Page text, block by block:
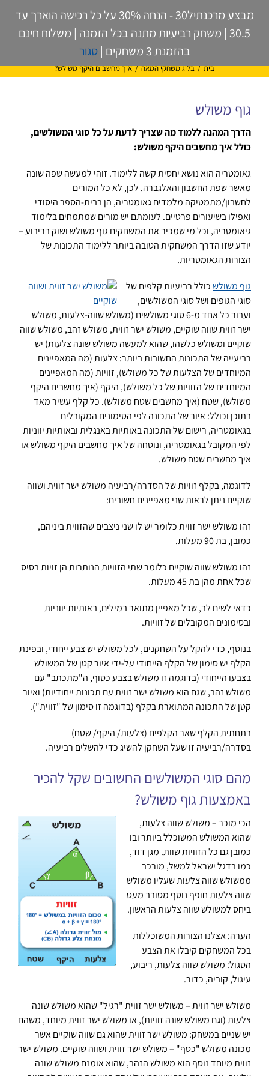
מבצע מרכנתיל30 - הנחה 30% על כל רכישה הוארך עד
30.5 | משחק רביעיות מתנה בכל הזמנה | משלוח חינם
בהזמנת 3 משחקים |
סגור
לתוכן
איך מחשבים היקף משולש?
בית / בלוג משחקי המאה / איך מחשבים היקף משולש?
גוף משולש
הדרך המהנה ללמוד מה שצריך לדעת על כל סוגי המשולשים,
כולל איך מחשבים היקף משולש:
גאומטריה הוא נושא יחסית קשה ללימוד. זוהי למעשה שפה שונה
מאשר שפת החשבון והאלגברה. לכן, לא כל המורים
לחשבון/מתמטיקה מלמדים גאומטריה, הן בבית-הספר היסודי
ואפילו בשיעורים פרטיים. לעומתם יש מורים שמתמחים בלימוד
גיאומטריה, וכל מי שמכיר את המשחקים גוף משולש ושוק בריבוע –
יודע שזו הדרך המשחקית הטובה ביותר ללימוד התכונות של
הצורות הגאומטריות.
גוף משולשכולל רביעיות קלפים של
סוגי הגופים ושל סוגי המשולשים,
ועבור כל אחד מ-6 סוגי משולשים (משולש שווה-צלעות, משולש
ישר זווית שווה שוקיים, משולש ישר זווית, משולש זהב, משולש שווה
שוקיים ומשולש כלשהו, שהוא למעשה משולש שונה צלעות) יש
רביעייה של התכונות החשובות ביותר: צלעות (מה המאפיינים
המיוחדים של הצלעות של כל משולש), זוויות (מה המאפיינים
המיוחדים של הזוויות של כל משולש), היקף (איך מחשבים היקף
משולש), שטח (איך מחשבים שטח משולש). כל קלף עשיר מאד
בתוכן וכולל: איור של התכונה לפי הסימונים המקובלים
בגאומטריה, רישום של התכונה באותיות באנגלית ובאותיות יווניות
לפי המקובל בגאומטריה, ונוסחה של איך מחשבים היקף משולש או
איך מחשבים שטח משולש.
לדוגמה, בקלף זוויות של הסדרה/רביעיה משולש ישר זווית ושווה
שוקיים ניתן לראות שני מאפיינים חשובים:
זהו משולש ישר זווית כלומר יש לו שני ניצבים שהזווית ביניהם,
כמובן, בת 90 מעלות.
זהו משולש שווה שוקיים כלומר שתי הזוויות הנותרות הן זויות בסיס
שכל אחת מהן בת 45 מעלות.
כדאי לשים לב, שכל מאפיין מתואר במילים, באותיות יווניות
ובסימונים המקובלים של זוויות.
בנוסף, כדי להקל על השחקנים, לכל משולש יש צבע ייחודי, ובפינת
הקלף יש סימון של הקלף הייחודי על-ידי איור קטן של המשולש
בצבעו הייחודי (בדוגמה זו משולש בצבע כסוף, ה"מתכתב" עם
משולש זהב, שגם הוא משולש ישר זווית עם תכונות ייחודיות) ואיור
קטן של התכונה המתוארת בקלף (בדוגמה זו סימון של "זווית").
בתחתית הקלף שאר הקלפים (צלעות/ היקף/ שטח)
בסדרה/רביעיה זו שעל השחקן להשיג כדי להשלים רביעיה.
מהם סוגי המשולשים החשובים שקל להכיר
באמצעות גוף משולש?
הכי מוכר – משולש שווה צלעות,
שהוא המשולש המשוכלל ביותר ובו
כמובן גם כל הזוויות שוות. מגן דוד,
כמו בדגל ישראל למשל, מורכב
ממשולש שווה צלעות שעליו משולש
שווה צלעות חופף נוסף מסובב מעט
ביחס למשולש שווה צלעות הראשון.
הערה: אצלנו הצורות המשוכללות
בכל המשחקים קיבלו את הצבע
הסגול: משולש שווה צלעות, ריבוע,
עיגול, קוביה, כדור.
משולש ישר זווית – משולש ישר זווית "רגיל" שהוא משולש שונה
צלעות (וגם משולש שונה זוויות), או משולש ישר זווית מיוחד, משהם
יש שניים במשחק: משולש ישר זווית שהוא גם שווה שוקיים אשר
מכונה משולש "כסף" – משולש ישר זווית ושווה שוקיים. משולש ישר
זווית מיוחד נוסף הוא משולש הזהב, שהוא אומנם משולש שונה